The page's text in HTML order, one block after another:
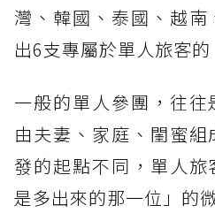
灣、韓國、泰國、越
出6支專屬於單人旅客
一般的單人參團，往
由夫妻、家庭、閨蜜
發的起點不同，單人
是多出來的那一位」的